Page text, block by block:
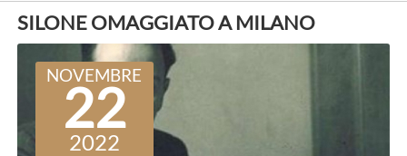
SILONE OMAGGIATO A MILANO
NOVEMBRE
22
2022